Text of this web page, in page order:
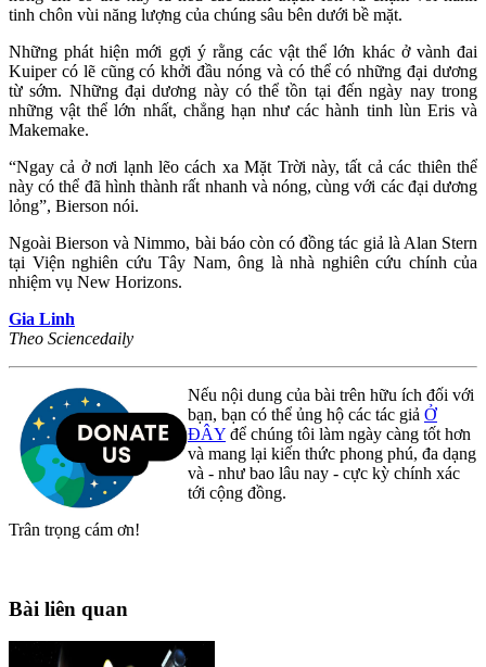
tinh chôn vùi năng lượng của chúng sâu bên dưới bề mặt.
Những phát hiện mới gợi ý rằng các vật thể lớn khác ở vành đai
Kuiper có lẽ cũng có khởi đầu nóng và có thể có những đại dương
từ sớm. Những đại dương này có thể tồn tại đến ngày nay trong
những vật thể lớn nhất, chẳng hạn như các hành tinh lùn Eris và
Makemake.
“Ngay cả ở nơi lạnh lẽo cách xa Mặt Trời này, tất cả các thiên thể
này có thể đã hình thành rất nhanh và nóng, cùng với các đại dương
lỏng”, Bierson nói.
Ngoài Bierson và Nimmo, bài báo còn có đồng tác giả là Alan Stern
tại Viện nghiên cứu Tây Nam, ông là nhà nghiên cứu chính của
nhiệm vụ New Horizons.
Gia Linh
Theo Sciencedaily
Nếu nội dung của bài trên hữu ích đối với
bạn, bạn có thể ủng hộ các tác giả Ở
ĐÂY để chúng tôi làm ngày càng tốt hơn
và mang lại kiến thức phong phú, đa dạng
và - như bao lâu nay - cực kỳ chính xác
tới cộng đồng.
Trân trọng cám ơn!
Bài liên quan